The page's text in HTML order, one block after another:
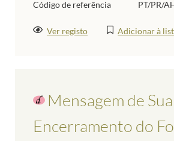
Código de referência
PT/PR/
Ver registo Adicionar à
Mensagem de
Encerramento do